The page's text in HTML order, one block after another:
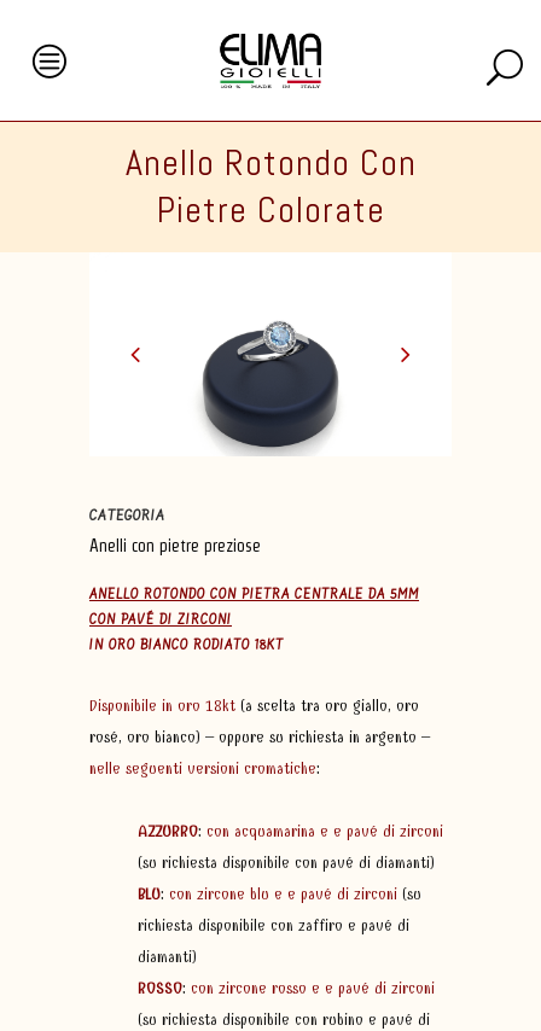
Anello Rotondo Con
Pietre Colorate
CATEGORIA
Anelli con pietre preziose
ANELLO ROTONDO CON PIETRA CENTRALE DA 5MM
CON PAVÉ DI ZIRCONI
IN ORO BIANCO RODIATO 18KT
Disponibile in oro 18kt (a scelta tra oro giallo, oro
rosé, oro bianco) – oppure su richiesta in argento –
nelle seguenti versioni cromatiche:
AZZURRO: con acquamarina e e pavé di zirconi
(su richiesta disponibile con pavé di diamanti)
BLU: con zircone blu e e pavé di zirconi (su
richiesta disponibile con zaffiro e pavé di
diamanti)
ROSSO: con zircone rosso e e pavé di zirconi
(su richiesta disponibile con rubino e pavé di